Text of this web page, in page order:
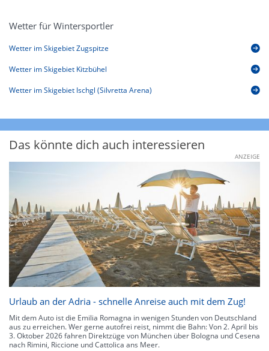
Wetter für Wintersportler
Wetter im Skigebiet Zugspitze
Wetter im Skigebiet Kitzbühel
Wetter im Skigebiet Ischgl (Silvretta Arena)
Das könnte dich auch interessieren
ANZEIGE
Urlaub an der Adria - schnelle Anreise auch mit dem Zug!
Mit dem Auto ist die Emilia Romagna in wenigen Stunden von Deutschland
aus zu erreichen. Wer gerne autofrei reist, nimmt die Bahn: Von 2. April bis
3. Oktober 2026 fahren Direktzüge von München über Bologna und Cesena
nach Rimini, Riccione und Cattolica ans Meer.